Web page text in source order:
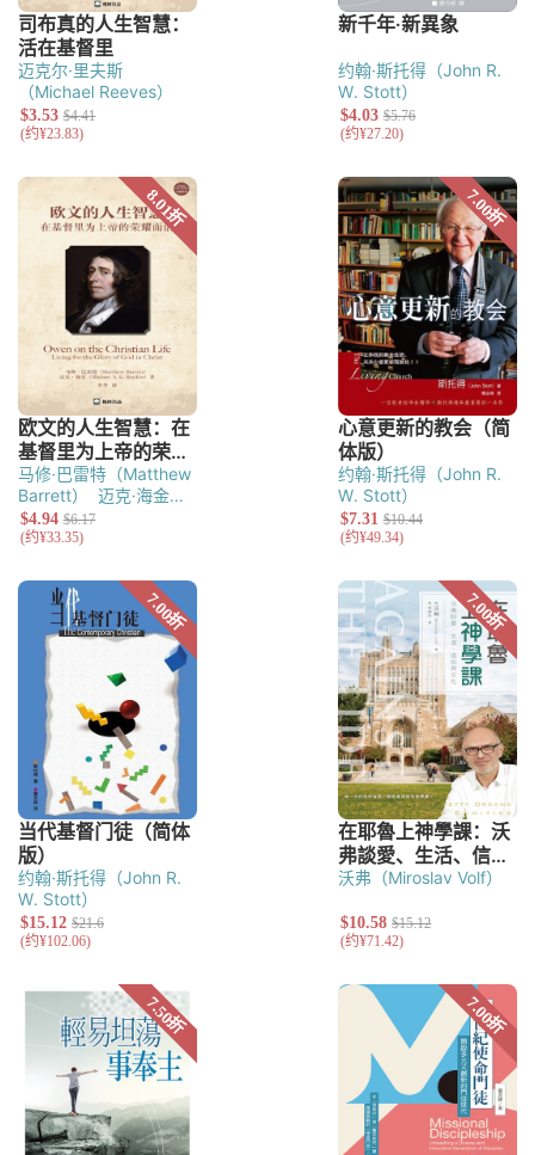
迈克尔·里夫斯
（Michael Reeves）
约翰·斯托得（John R.
W. Stott）
马修·巴雷特（Matthew
Barrett）
迈克·海金
（Michael A. G.
HayKin）
约翰·斯托得（John R.
W. Stott）
约翰·斯托得（John R.
W. Stott）
沃弗（Miroslav Volf）